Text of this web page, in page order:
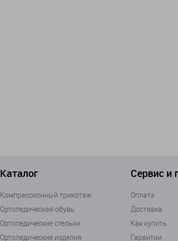
Каталог
Компрессионный трикотаж
Ортопедическая обувь
Ортопедические стельки
Ортопедические изделия
Сервис и
Оплата
Доставка
Как купить
Гарантии